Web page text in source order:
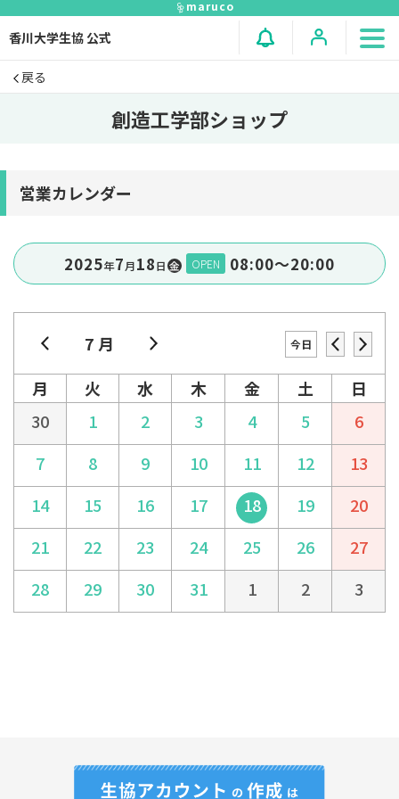
maruco
香川大学生協 公式
戻る
創造工学部ショップ
営業カレンダー
2025年7⽉18⽇ 金 OPEN 08:00〜20:00
7 月 今日
月 火 水 木 金 土
日
30
1 2 3 4 5
6
7
8 9 10 11 12
13
14
15 16 17 18 19
20
21
22 23 24 25 26
27
28
29 30 31 1 2 3